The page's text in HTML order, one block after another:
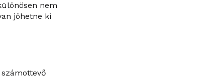
nem
jöhetne ki